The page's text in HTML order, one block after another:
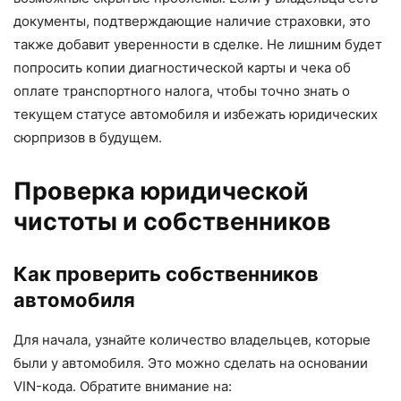
документы, подтверждающие наличие страховки, это
также добавит уверенности в сделке. Не лишним будет
попросить копии диагностической карты и чека об
оплате транспортного налога, чтобы точно знать о
текущем статусе автомобиля и избежать юридических
сюрпризов в будущем.
Проверка юридической
чистоты и собственников
Как проверить собственников
автомобиля
Для начала, узнайте количество владельцев, которые
были у автомобиля. Это можно сделать на основании
VIN-кода. Обратите внимание на: